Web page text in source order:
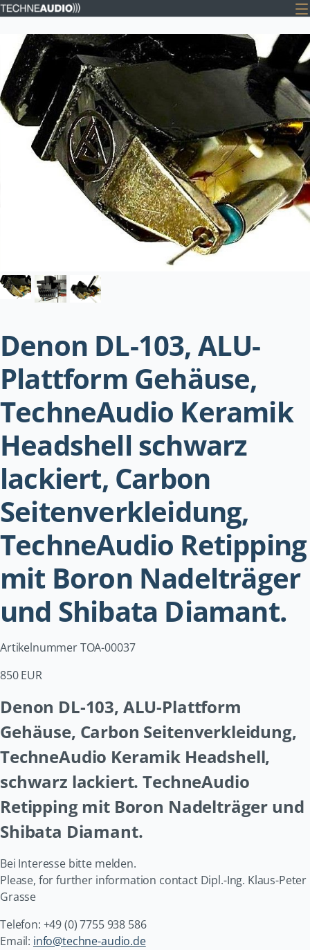
Denon DL-103, ALU-
Plattform Gehäuse,
TechneAudio Keramik
Headshell schwarz
lackiert, Carbon
Seitenverkleidung,
TechneAudio Retipping
mit Boron Nadelträger
und Shibata Diamant.
Artikelnummer TOA-00037
850 EUR
Denon DL-103, ALU-Plattform
Gehäuse, Carbon Seitenverkleidung,
TechneAudio Keramik Headshell,
schwarz lackiert. TechneAudio
Retipping mit Boron Nadelträger und
Shibata Diamant.
Bei Interesse bitte melden.
Please, for further information contact Dipl.-Ing. Klaus-Peter
Grasse
Telefon: +49 (0) 7755 938 586
Email: info@techne-audio.de